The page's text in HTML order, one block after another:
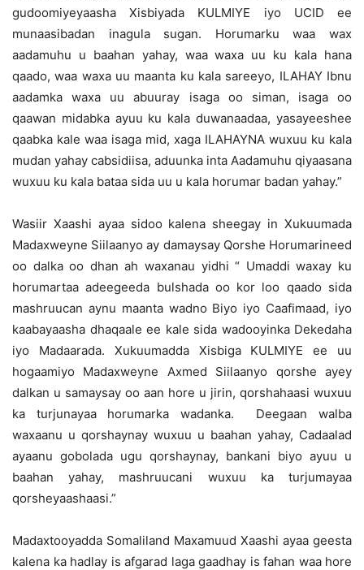
gudoomiyeyaasha Xisbiyada KULMIYE iyo UCID ee
munaasibadan inagula sugan. Horumarku waa wax
aadamuhu u baahan yahay, waa waxa uu ku kala hana
qaado, waa waxa uu maanta ku kala sareeyo, ILAHAY Ibnu
aadamka waxa uu abuuray isaga oo siman, isaga oo
qaawan midabka ayuu ku kala duwanaadaa, yasayeeshee
qaabka kale waa isaga mid, xaga ILAHAYNA wuxuu ku kala
mudan yahay cabsidiisa, aduunka inta Aadamuhu qiyaasana
wuxuu ku kala bataa sida uu u kala horumar badan yahay.”
Wasiir Xaashi ayaa sidoo kalena sheegay in Xukuumada
Madaxweyne Siilaanyo ay damaysay Qorshe Horumarineed
oo dalka oo dhan ah waxanau yidhi “ Umaddi waxay ku
horumartaa adeegeeda bulshada oo kor loo qaado sida
mashruucan aynu maanta wadno Biyo iyo Caafimaad, iyo
kaabayaasha dhaqaale ee kale sida wadooyinka Dekedaha
iyo Madaarada. Xukuumadda Xisbiga KULMIYE ee uu
hogaamiyo Madaxweyne Axmed Siilaanyo qorshe ayey
dalkan u samaysay oo aan hore u jirin, qorshahaasi wuxuu
ka turjunayaa horumarka wadanka. Deegaan walba
waxaanu u qorshaynay wuxuu u baahan yahay, Cadaalad
ayaanu gobolada ugu qorshaynay, bankani biyo ayuu u
baahan yahay, mashruucani wuxuu ka turjumayaa
qorsheyaashaasi.”
Madaxtooyadda Somaliland Maxamuud Xaashi ayaa geesta
kalena ka hadlay is afgarad laga gaadhay is fahan waa hore